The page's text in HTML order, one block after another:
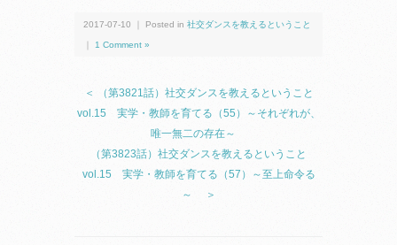
2017-07-10 ｜ Posted in 社交ダンスを教えるということ
1 Comment »
＜ （第3821話）社交ダンスを教えるということ
vol.15 実学・教師を育てる（55）～それぞれが、
唯一無二の存在～
（第3823話）社交ダンスを教えるということ
vol.15 実学・教師を育てる（57）～至上命令る
～ ＞